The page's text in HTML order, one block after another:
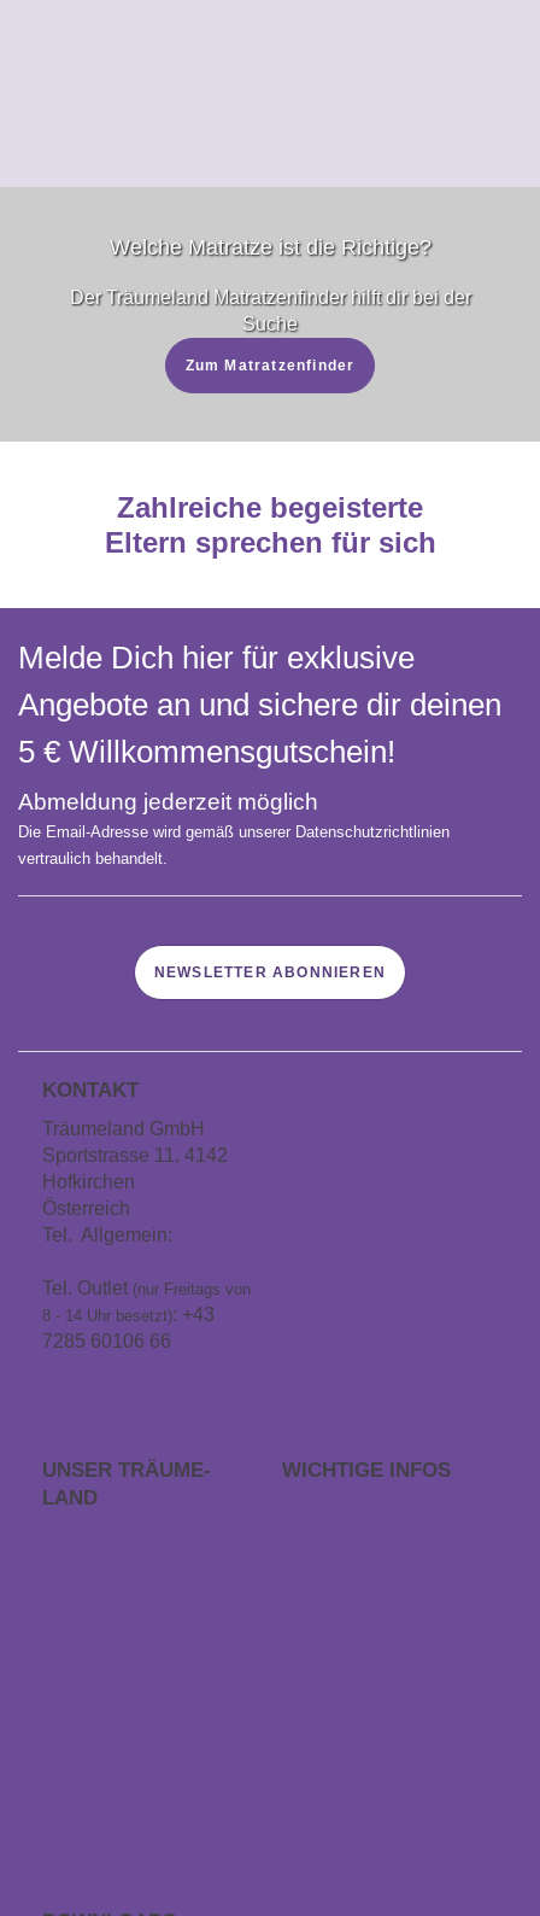
Welche Matratze ist die Richtige?
Der Träumeland Matratzenfinder­ hilft dir bei der
Suche
Zum Matratzenfinder
Zahlreiche begeisterte
Eltern sprechen für sich
Melde Dich hier für exklusive
Angebote an und sichere dir deinen
5 € Willkommens­gutschein!
Abmeldung jederzeit möglich
Die Email-Adresse wird gemäß unserer Datenschutzrichtlinien
vertraulich behandelt.
NEWSLETTER ABONNIEREN
KONTAKT
Träumeland GmbH
Sportstrasse 11, 4142
Hofkirchen
Österreich
Tel. Allgemein:
Tel. Outlet (nur Freitags von
8 - 14 Uhr besetzt): +43
7285 60106 66
UNSER TRÄUME­
LAND
WICHTIGE INFOS